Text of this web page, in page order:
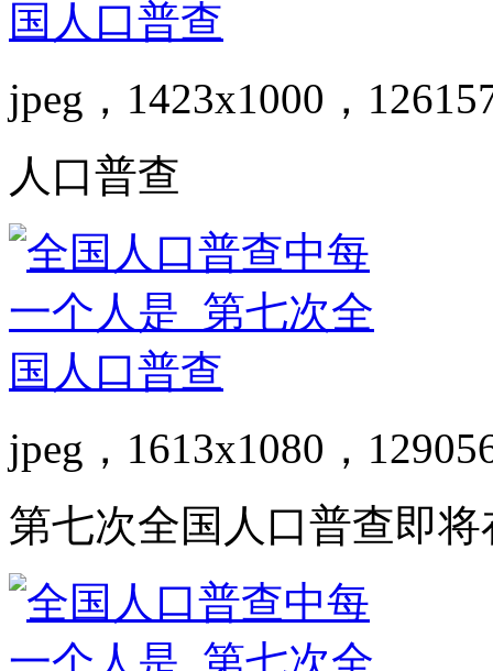
jpeg，1423x1000，
人口普查
jpeg，1613x1080，
第七次全国人口普查即将